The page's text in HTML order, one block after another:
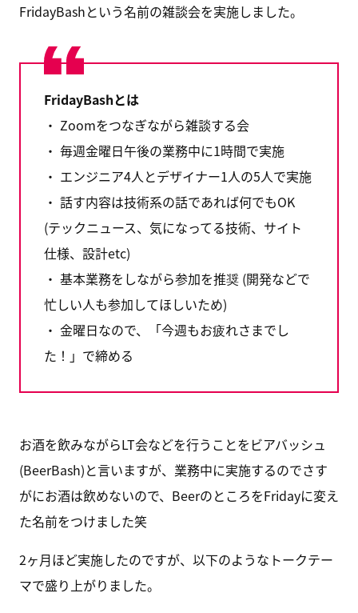
FridayBashという名前の雑談会を実施しました。
FridayBashとは
・ Zoomをつなぎながら雑談する会
・ 毎週金曜日午後の業務中に1時間で実施
・ エンジニア4人とデザイナー1人の5人で実施
・ 話す内容は技術系の話であれば何でもOK
(テックニュース、気になってる技術、サイト
仕様、設計etc)
・ 基本業務をしながら参加を推奨 (開発などで
忙しい人も参加してほしいため)
・ 金曜日なので、「今週もお疲れさまでし
た！」で締める
お酒を飲みながらLT会などを行うことをビアバッシュ
(BeerBash)と言いますが、業務中に実施するのでさす
がにお酒は飲めないので、BeerのところをFridayに変え
た名前をつけました笑
2ヶ月ほど実施したのですが、以下のようなトークテー
マで盛り上がりました。